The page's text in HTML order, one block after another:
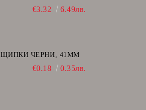
€3.32 6.49лв.
ЩИПКИ ЧЕРНИ, 41ММ
€0.18 0.35лв.